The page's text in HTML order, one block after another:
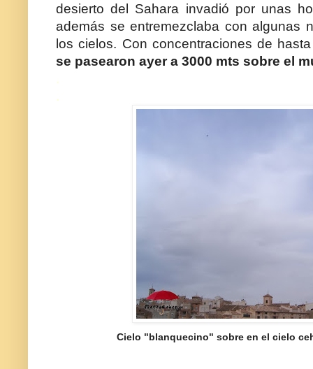
desierto del Sahara invadió por unas
además se entremezclaba con algunas
los cielos. Con concentraciones de
se pasearon ayer a 3000 mts sobre el
.
.
Cielo "blanquecino" sobre en el cielo